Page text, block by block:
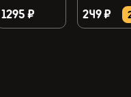
1295 ₽ 249 ₽